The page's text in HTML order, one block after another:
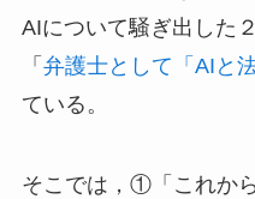
AIについて騒ぎ出した
「 弁護士として「AIと
ている。
そこでは，①「これか